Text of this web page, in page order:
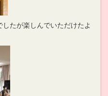
たが楽しんでいただけたよ